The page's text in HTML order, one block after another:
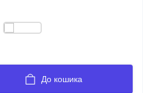
До кошика